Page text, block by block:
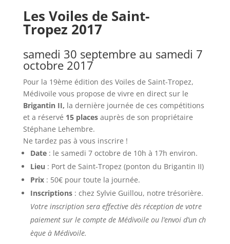
Les Voiles de Saint-
Tropez 2017
samedi 30 septembre au samedi 7
octobre 2017
Pour la 19ème édition des Voiles de Saint-Tropez,
Médivoile vous propose de vivre en direct sur le
Brigantin II, la dernière journée de ces compétitions
et a réservé 15 placesauprès de son propriétaire
Stéphane Lehembre.
Ne tardez pas à vous inscrire !
Date: le samedi 7 octobre de 10h à 17h environ.
Lieu : Port de Saint-Tropez (ponton du Brigantin II)
Prix: 50€ pour toute la journée.
Inscriptions : chez Sylvie Guillou, notre trésorière.
Votre inscription sera effective dès réception de votre
paiement sur le compte de Médivoile ou l’envoi d’un ch
èque à Médivoile.